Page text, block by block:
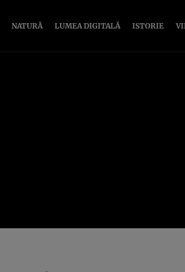
NATURĂ LUMEA DIGITALĂ ISTORIE